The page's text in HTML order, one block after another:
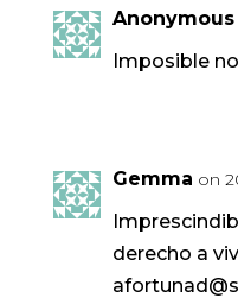
Anonymous
Imposible
Gemma on
derecho a